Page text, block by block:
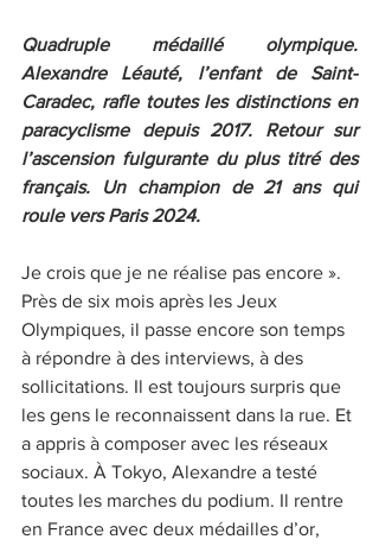
Quadruple médaillé olympique.
Alexandre Léauté, l’enfant de Saint-
Caradec, rafle toutes les distinctions en
paracyclisme depuis 2017. Retour sur
l’ascension fulgurante du plus titré des
français. Un champion de 21 ans qui
roule vers Paris 2024.
Je crois que je ne réalise pas encore ».
Près de six mois après les Jeux
Olympiques, il passe encore son temps
à répondre à des interviews, à des
sollicitations. Il est toujours surpris que
les gens le reconnaissent dans la rue. Et
a appris à composer avec les réseaux
sociaux. À Tokyo, Alexandre a testé
toutes les marches du podium. Il rentre
en France avec deux médailles d’or,